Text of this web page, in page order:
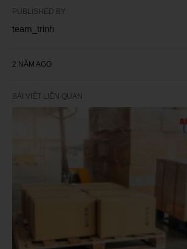
PUBLISHED BY
team_trinh
2 NĂM AGO
BÀI VIẾT LIÊN QUAN